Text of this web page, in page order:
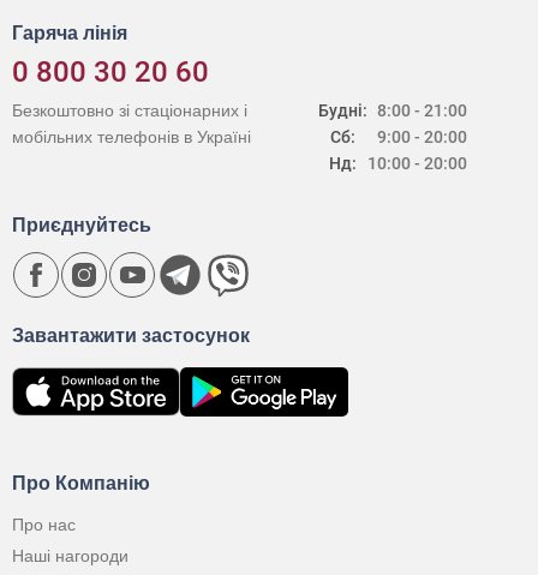
Гаряча лінія
0 800 30 20 60
Будні:
Сб:
Нд:
8:00 - 21:00
9:00 - 20:00
10:00 - 20:00
Безкоштовно зі стаціонарних і
мобільних телефонів в Україні
Про Компанію
Про нас
Наші нагороди
Завантажити застосунок
Приєднуйтесь